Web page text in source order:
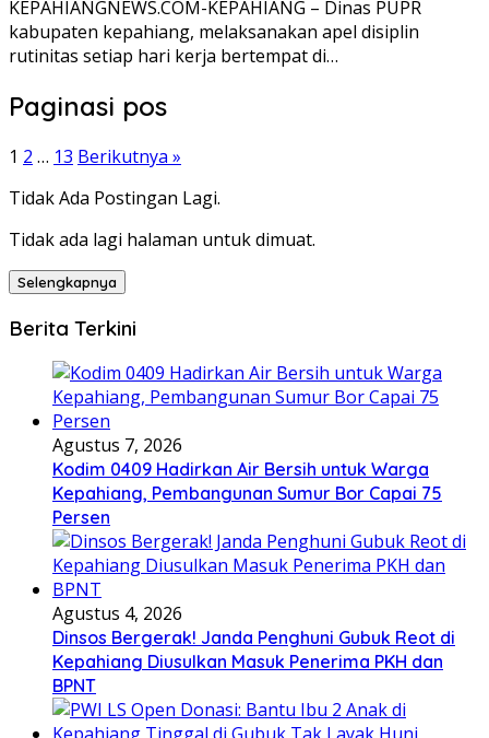
KEPAHIANGNEWS.COM-KEPAHIANG – Dinas PUPR
kabupaten kepahiang, melaksanakan apel disiplin
rutinitas setiap hari kerja bertempat di…
Paginasi pos
1 2 … 13 Berikutnya »
Tidak Ada Postingan Lagi.
Tidak ada lagi halaman untuk dimuat.
Selengkapnya
Berita Terkini
Agustus 7, 2026
Kodim 0409 Hadirkan Air Bersih untuk Warga
Kepahiang, Pembangunan Sumur Bor Capai 75
Persen
Agustus 4, 2026
Dinsos Bergerak! Janda Penghuni Gubuk Reot di
Kepahiang Diusulkan Masuk Penerima PKH dan
BPNT